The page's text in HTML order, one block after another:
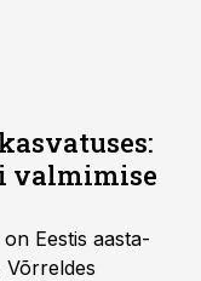
valmimise
Eestis aasta-
Võrreldes